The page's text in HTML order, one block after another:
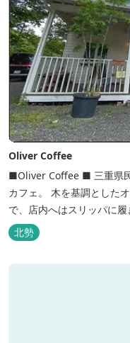
Oliver Coffee
■Oliver Coffee ■ 三重県民の森の近くの、自然豊かな場所にある
カフェ。 木を基調とした
で、店内へはスリッパに
事を楽しめます。 席は店
があり、お子様連れでも入
静かな雰囲気の中で、ゆ
北勢